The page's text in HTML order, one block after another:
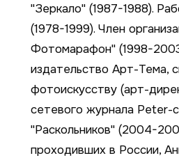
"Зеркало" (1987-1988).
(1978-1999). Член
Фотомарафон" (1998-
издательство Арт-Тема,
фотоискусству (арт-
сетевого журнала
"Раскольников" (2004-
проходивших в России,